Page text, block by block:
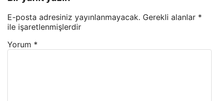
E-posta adresiniz yayınlanmayacak. Gerekli alanlar *
ile işaretlenmişlerdir
Yorum *